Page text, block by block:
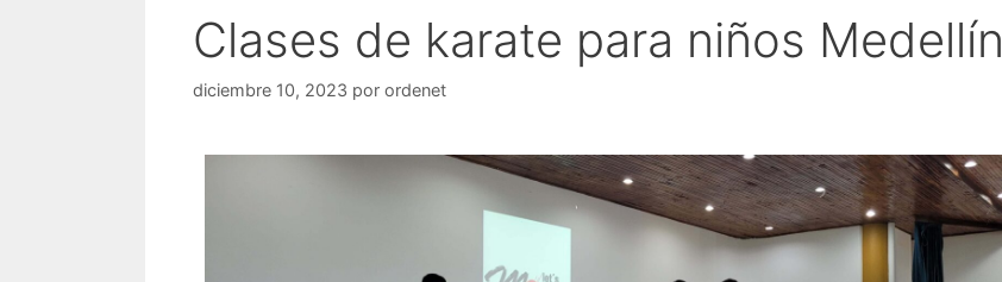
Clases de karate para niños Medellín
diciembre 10, 2023 por ordenet